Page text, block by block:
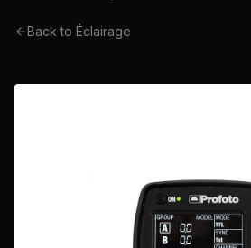
Back to Éclairage